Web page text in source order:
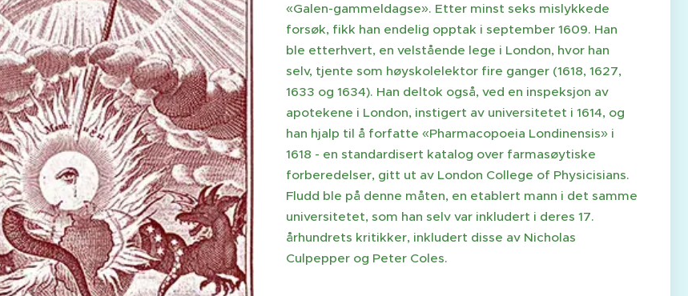
«Galen-gammeldagse». Etter minst seks mislykkede
forsøk, fikk han endelig opptak i september 1609. Han
ble etterhvert, en velstående lege i London, hvor han
selv, tjente som høyskolelektor fire ganger (1618, 1627,
1633 og 1634). Han deltok også, ved en inspeksjon av
apotekene i London, instigert av universitetet i 1614, og
han hjalp til å forfatte «Pharmacopoeia Londinensis» i
1618 - en standardisert katalog over farmasøytiske
forberedelser, gitt ut av London College of Physicisians.
Fludd ble på denne måten, en etablert mann i det samme
universitetet, som han selv var inkludert i deres 17.
århundrets kritikker, inkludert disse av Nicholas
Culpepper og Peter Coles.